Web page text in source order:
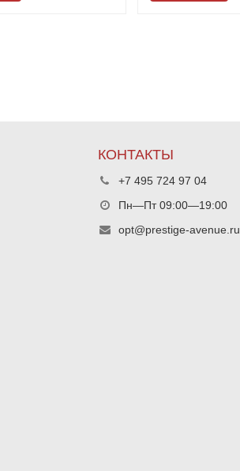
КОНТАКТЫ
+7 495 724 97 04
Пн—Пт 09:00—19:00
opt@prestige-avenue.ru